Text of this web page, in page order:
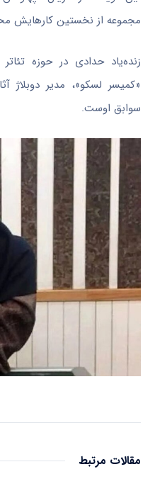
مجموعه از نخستین کارهایش
زنده‌یاد حدادی در حوزه
«کمیسر لسکو»، مدیر دوبلاژ
سوابق اوست.
مقالات مرتبط